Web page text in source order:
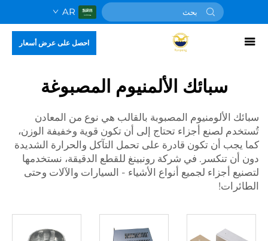
AR
احصل على عرض أسعار
سبائك الألمنيوم المصبوغة
سبائك الألومنيوم المصبوبة بالقالب هي نوع من المعادن
تُستخدم لصنع أجزاء تحتاج إلى أن تكون قوية وخفيفة الوزن،
كما يجب أن تكون قادرة على تحمل التآكل والحرارة الشديدة
دون أن تنكسر. في شركة رونبينغ للقطع الدقيقة، نستخدمها
لتصنيع أجزاء لجميع أنواع الأشياء - السيارات والآلات وحتى
الطائرات!